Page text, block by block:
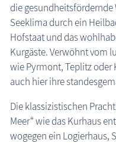
Bademoden
Blaue Flagge
Strandvogt
Zwickelerlass
Baderegeln
Küstenschutz
Küstenschutzbauten
die gesundheitsfördernde
Seeklima durch ein
Hofstaat und das
Kurgäste. Verwöhnt vom
wie Pyrmont, Teplitz oder
auch hier ihre
Die klassizistischen
Meer“ wie das Kurhaus
wogegen ein Logierhaus,